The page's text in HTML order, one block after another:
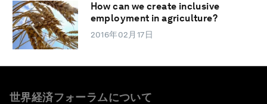
How can we create inclusive
employment in agriculture?
2016年02月17日
世界経済フォーラムについて